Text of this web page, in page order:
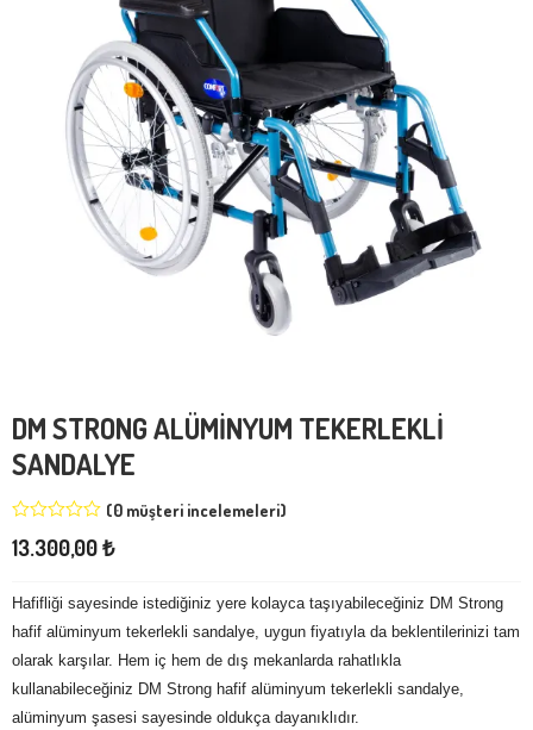
DM STRONG ALÜMİNYUM TEKERLEKLİ
SANDALYE
(0müşteri incelemeleri)
13.300,00₺
Hafifliği sayesinde istediğiniz yere kolayca taşıyabileceğiniz DM Strong
hafif alüminyum tekerlekli sandalye, uygun fiyatıyla da beklentilerinizi tam
olarak karşılar. Hem iç hem de dış mekanlarda rahatlıkla
kullanabileceğiniz DM Strong hafif alüminyum tekerlekli sandalye,
alüminyum şasesi sayesinde oldukça dayanıklıdır.